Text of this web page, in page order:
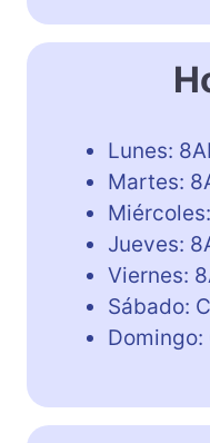
Lunes:
Martes:
Jueves:
Viernes:
Sábado:
Domingo: